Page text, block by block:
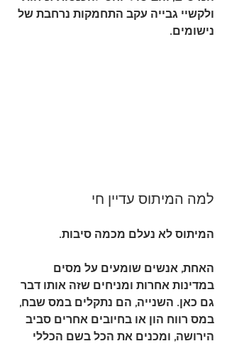
ולקשיי גבייה עקב התחמקות נרחבת של
נישומים.
למה המיתוס עדיין חי
המיתוס לא נעלם מכמה סיבות.
האחת, אנשים שומעים על מסים
במדינות אחרות ומניחים שזה אותו דבר
גם כאן. השנייה, הם נתקלים במס שבח,
במס רווח הון או בחיובים אחרים סביב
הירושה, ומכנים את הכל בשם הכללי